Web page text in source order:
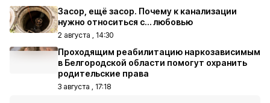
Засор, ещё засор. Почему к канализации
нужно относиться с… любовью
2 августа , 14:30
Проходящим реабилитацию наркозависимым
в Белгородской области помогут охранить
родительские права
3 августа , 17:18